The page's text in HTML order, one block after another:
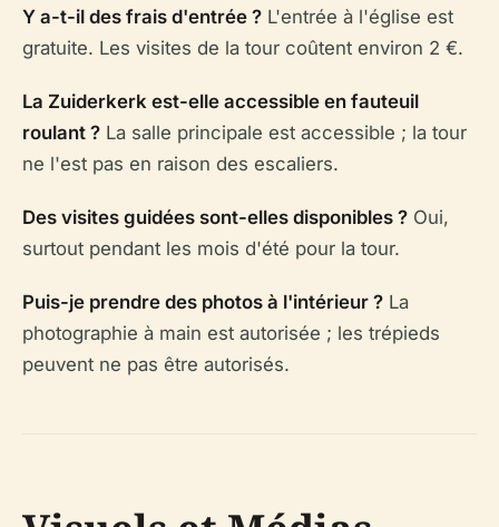
Y a-t-il des frais d'entrée ? L'entrée à l'église est
gratuite. Les visites de la tour coûtent environ 2 €.
La Zuiderkerk est-elle accessible en fauteuil
roulant ? La salle principale est accessible ; la tour
ne l'est pas en raison des escaliers.
Des visites guidées sont-elles disponibles ? Oui,
surtout pendant les mois d'été pour la tour.
Puis-je prendre des photos à l'intérieur ? La
photographie à main est autorisée ; les trépieds
peuvent ne pas être autorisés.